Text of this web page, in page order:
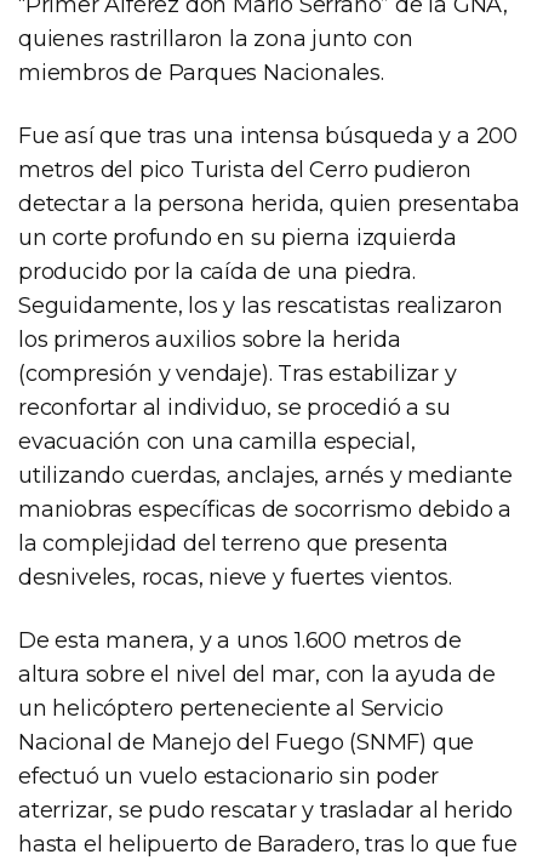
quienes rastrillaron la zona junto con
miembros de Parques Nacionales.
Fue así que tras una intensa búsqueda y a 200
metros del pico Turista del Cerro pudieron
detectar a la persona herida, quien presentaba
un corte profundo en su pierna izquierda
producido por la caída de una piedra.
Seguidamente, los y las rescatistas realizaron
los primeros auxilios sobre la herida
(compresión y vendaje). Tras estabilizar y
reconfortar al individuo, se procedió a su
evacuación con una camilla especial,
utilizando cuerdas, anclajes, arnés y mediante
maniobras específicas de socorrismo debido a
la complejidad del terreno que presenta
desniveles, rocas, nieve y fuertes vientos.
De esta manera, y a unos 1.600 metros de
altura sobre el nivel del mar, con la ayuda de
un helicóptero perteneciente al Servicio
Nacional de Manejo del Fuego (SNMF) que
efectuó un vuelo estacionario sin poder
aterrizar, se pudo rescatar y trasladar al herido
hasta el helipuerto de Baradero, tras lo que fue